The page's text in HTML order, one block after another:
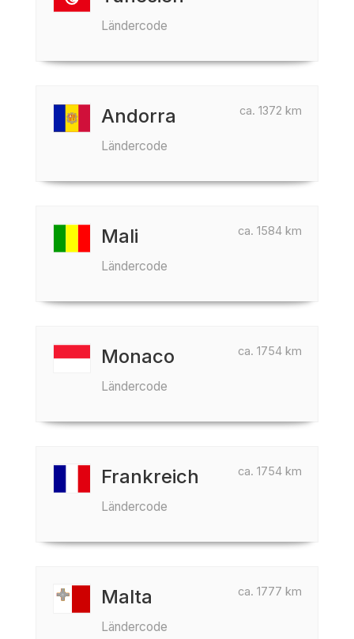
Ländercode
ca. 1372 km
Andorra
Ländercode
ca. 1584 km
Mali
Ländercode
ca. 1754 km
Monaco
Ländercode
ca. 1754 km
Frankreich
Ländercode
ca. 1777 km
Malta
Ländercode